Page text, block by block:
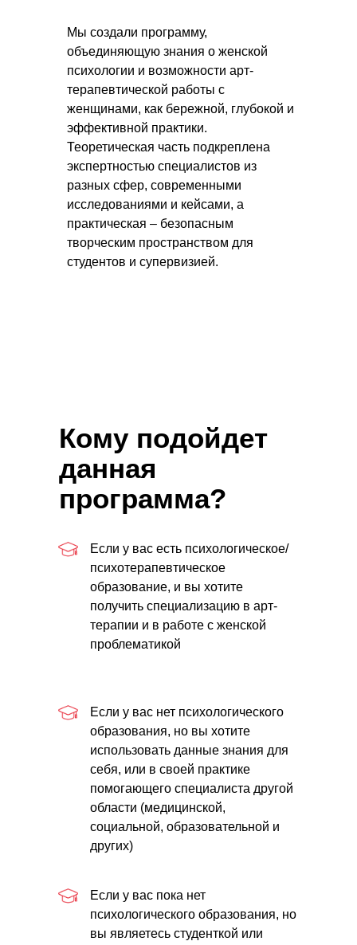
Мы создали программу,
объединяющую знания о женской
психологии и возможности арт-
терапевтической работы с
женщинами, как бережной, глубокой и
эффективной практики.
Теоретическая часть подкреплена
экспертностью специалистов из
разных сфер, современными
исследованиями и кейсами, а
практическая – безопасным
творческим пространством для
студентов и супервизией.
Кому подойдет
данная
программа?
Если у вас есть психологическое/
психотерапевтическое
образование, и вы хотите
получить специализацию в арт-
терапии и в работе с женской
проблематикой
Если у вас нет психологического
образования, но вы хотите
использовать данные знания для
себя, или в своей практике
помогающего специалиста другой
области (медицинской,
социальной, образовательной и
других)
Если у вас пока нет
психологического образования, но
вы являетесь студенткой или
Программа